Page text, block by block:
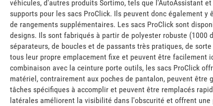
véhicules, d'autres produits Sortimo, tels que l'AutoAssistant
supports pour les sacs ProClick. Ils peuvent donc également
de rangements supplémentaires. Les sacs ProClick sont
designs. Ils sont fabriqués à partir de polyester robuste (1000
séparateurs, de boucles et de passants très pratiques, de
tous leur propre emplacement fixe et peuvent être facilement
combinaison avec la ceinture porte outils, les sacs ProClick
matériel, contrairement aux poches de pantalon, peuvent être
tâches spécifiques à accomplir et peuvent être remplacés
latérales améliorent la visibilité dans l'obscurité et offrent